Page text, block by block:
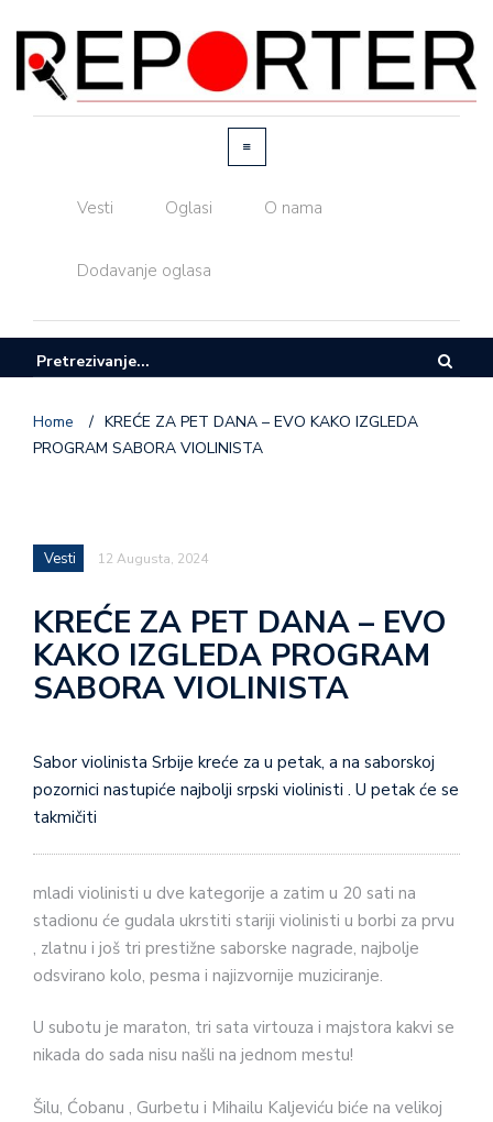
Vesti Oglasi O nama
Dodavanje oglasa
Home / KREĆE ZA PET DANA – EVO KAKO IZGLEDA
PROGRAM SABORA VIOLINISTA
Vesti 12 Augusta, 2024
KREĆE ZA PET DANA – EVO
KAKO IZGLEDA PROGRAM
SABORA VIOLINISTA
Sabor violinista Srbije kreće za u petak, a na saborskoj
pozornici nastupiće najbolji srpski violinisti . U petak će se
takmičiti
mladi violinisti u dve kategorije a zatim u 20 sati na
stadionu će gudala ukrstiti stariji violinisti u borbi za prvu
, zlatnu i još tri prestižne saborske nagrade, najbolje
odsvirano kolo, pesma i najizvornije muziciranje.
U subotu je maraton, tri sata virtouza i majstora kakvi se
nikada do sada nisu našli na jednom mestu!
Šilu, Ćobanu , Gurbetu i Mihailu Kaljeviću biće na velikoj